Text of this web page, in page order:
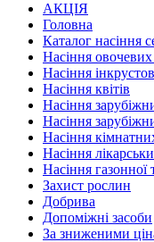
АКЦІЯ
Головна
Каталог насіння
Насіння овочевих
Насіння
Насіння квітів
Насіння
Насіння
Насіння
Насіння
Насіння газонної
Захист рослин
Добрива
Допоміжні засоби
За зниженими